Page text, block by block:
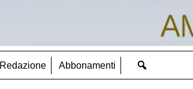
Redazione Abbonamenti